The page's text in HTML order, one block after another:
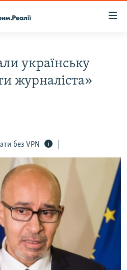
українську
журналіста»
без VPN